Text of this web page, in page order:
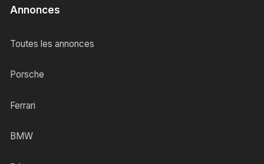
Annonces
Toutes les annonces
Porsche
Ferrari
BMW